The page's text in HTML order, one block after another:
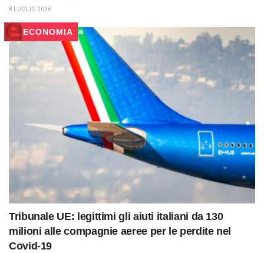
8 LUGLIO 2026
ECONOMIA
Tribunale UE: legittimi gli aiuti italiani da 130
milioni alle compagnie aeree per le perdite nel
Covid-19